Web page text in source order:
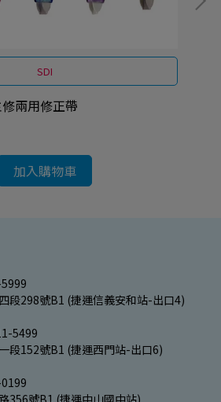
SDI
兩用修正帶
加入購物車
段298號B1 (捷運信義安和站-出口4)
5499
段152號B1 (捷運西門站-出口6)
356號B1 (捷運中山國中站)